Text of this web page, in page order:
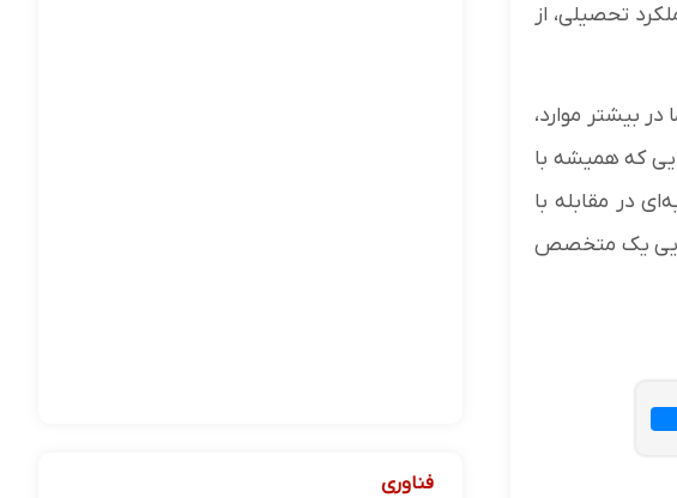
تحصیلی، از
بیشتر موارد،
که همیشه با
در مقابله با
یک متخصص
فناوری